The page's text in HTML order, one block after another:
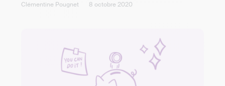
Clémentine Pougnet 8 octobre 2020